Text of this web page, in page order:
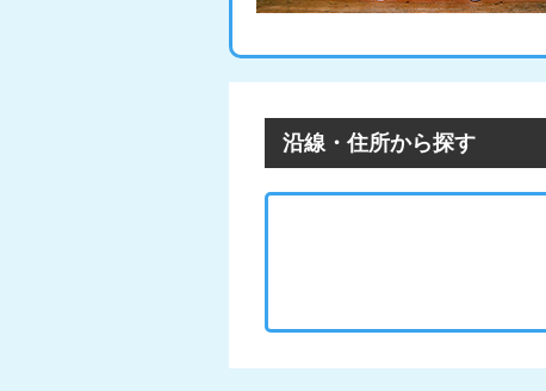
沿線・住所から探す